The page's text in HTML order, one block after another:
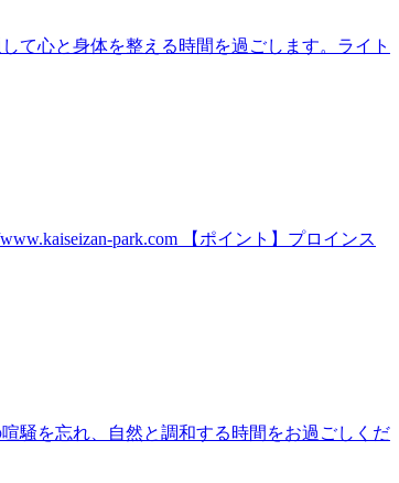
て心と身体を整える時間を過ごします。ライト
park.com 【ポイント】プロインス
騒を忘れ、自然と調和する時間をお過ごしくだ